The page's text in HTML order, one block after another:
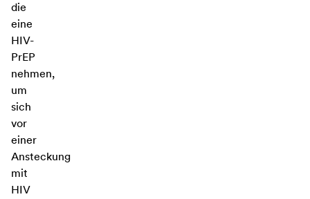
die
eine
HIV-
PrEP
nehmen,
um
sich
vor
einer
Ansteckung
mit
HIV